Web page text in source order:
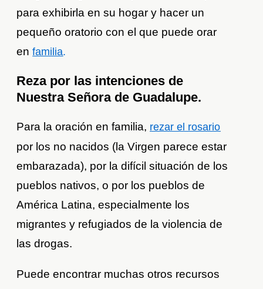
para exhibirla en su hogar y hacer un
pequeño oratorio con el que puede orar
enfamilia.
Reza por las intenciones de
Nuestra Señora de Guadalupe.
Para la oración en familia, rezar el rosario
por los no nacidos (la Virgen parece estar
embarazada), por la difícil situación de los
pueblos nativos, o por los pueblos de
América Latina, especialmente los
migrantes y refugiados de la violencia de
las drogas.
Puede encontrar muchas otros recursos